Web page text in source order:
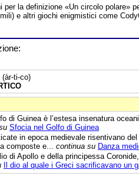
per la definizione «Un circolo polare»
e altri giochi enigmistici come
(àr-ti-co)
di Guinea è l’estesa insenatura
Sfocia nel Golfo di Guinea
in epoca medievale risentivano
composte e... continua su Danza
di Apollo e della principessa
Il dio al quale i Greci sacrificavano un